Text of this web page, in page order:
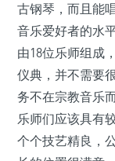
古钢琴，而且能
音乐爱好者的水
由18位乐师组成
仪典，并不需要
务不在宗教音乐
乐师们应该具有
个个技艺精良，